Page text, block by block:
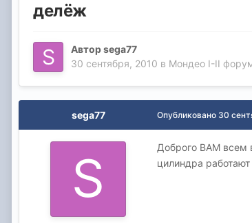
делёж
Авторsega77
30 сентября, 2010 в Мондео I-II
sega77 Опубликовано 30
Доброго ВАМ всем
цилиндра